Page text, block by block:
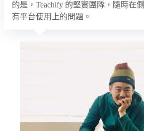
的是，Teachify 的堅實團隊，隨時在
有平台使用上的問題。